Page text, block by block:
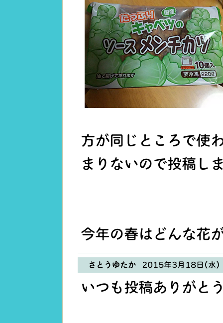
方が同じところで使
まりないので投稿し
今年の春はどんな花
さとうゆたか 2015年3月18日(水
いつも投稿ありがと